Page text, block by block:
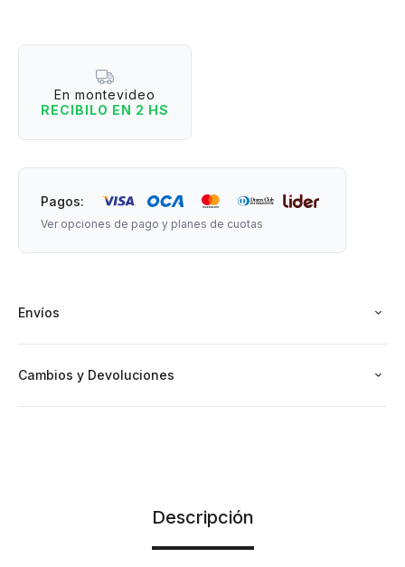
Material: cerámica.
En montevideo
RECIBILO EN 2 HS
Pagos:
Ver opciones de pago y planes de cuotas
Envíos
Cambios y Devoluciones
Descripción